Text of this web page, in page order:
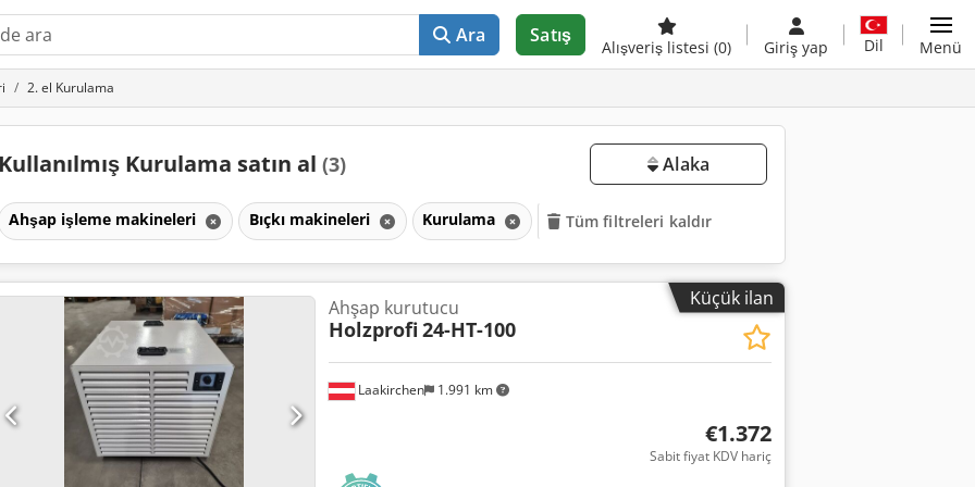
Ara Satış
Alışveriş listesi (0) Giriş yap Dil Menü
2. el Kurulama
Kullanılmış Kurulama satın al (3) Alaka
Ahşap işleme makineleri Bıçkı makineleri Kurulama Tüm filtreleri kaldır
Küçük ilan
Laakirchen 1.991 km
Ahşap kurutucu
Holzprofi24-HT-100
€1.372
Sabit fiyat KDV hariç